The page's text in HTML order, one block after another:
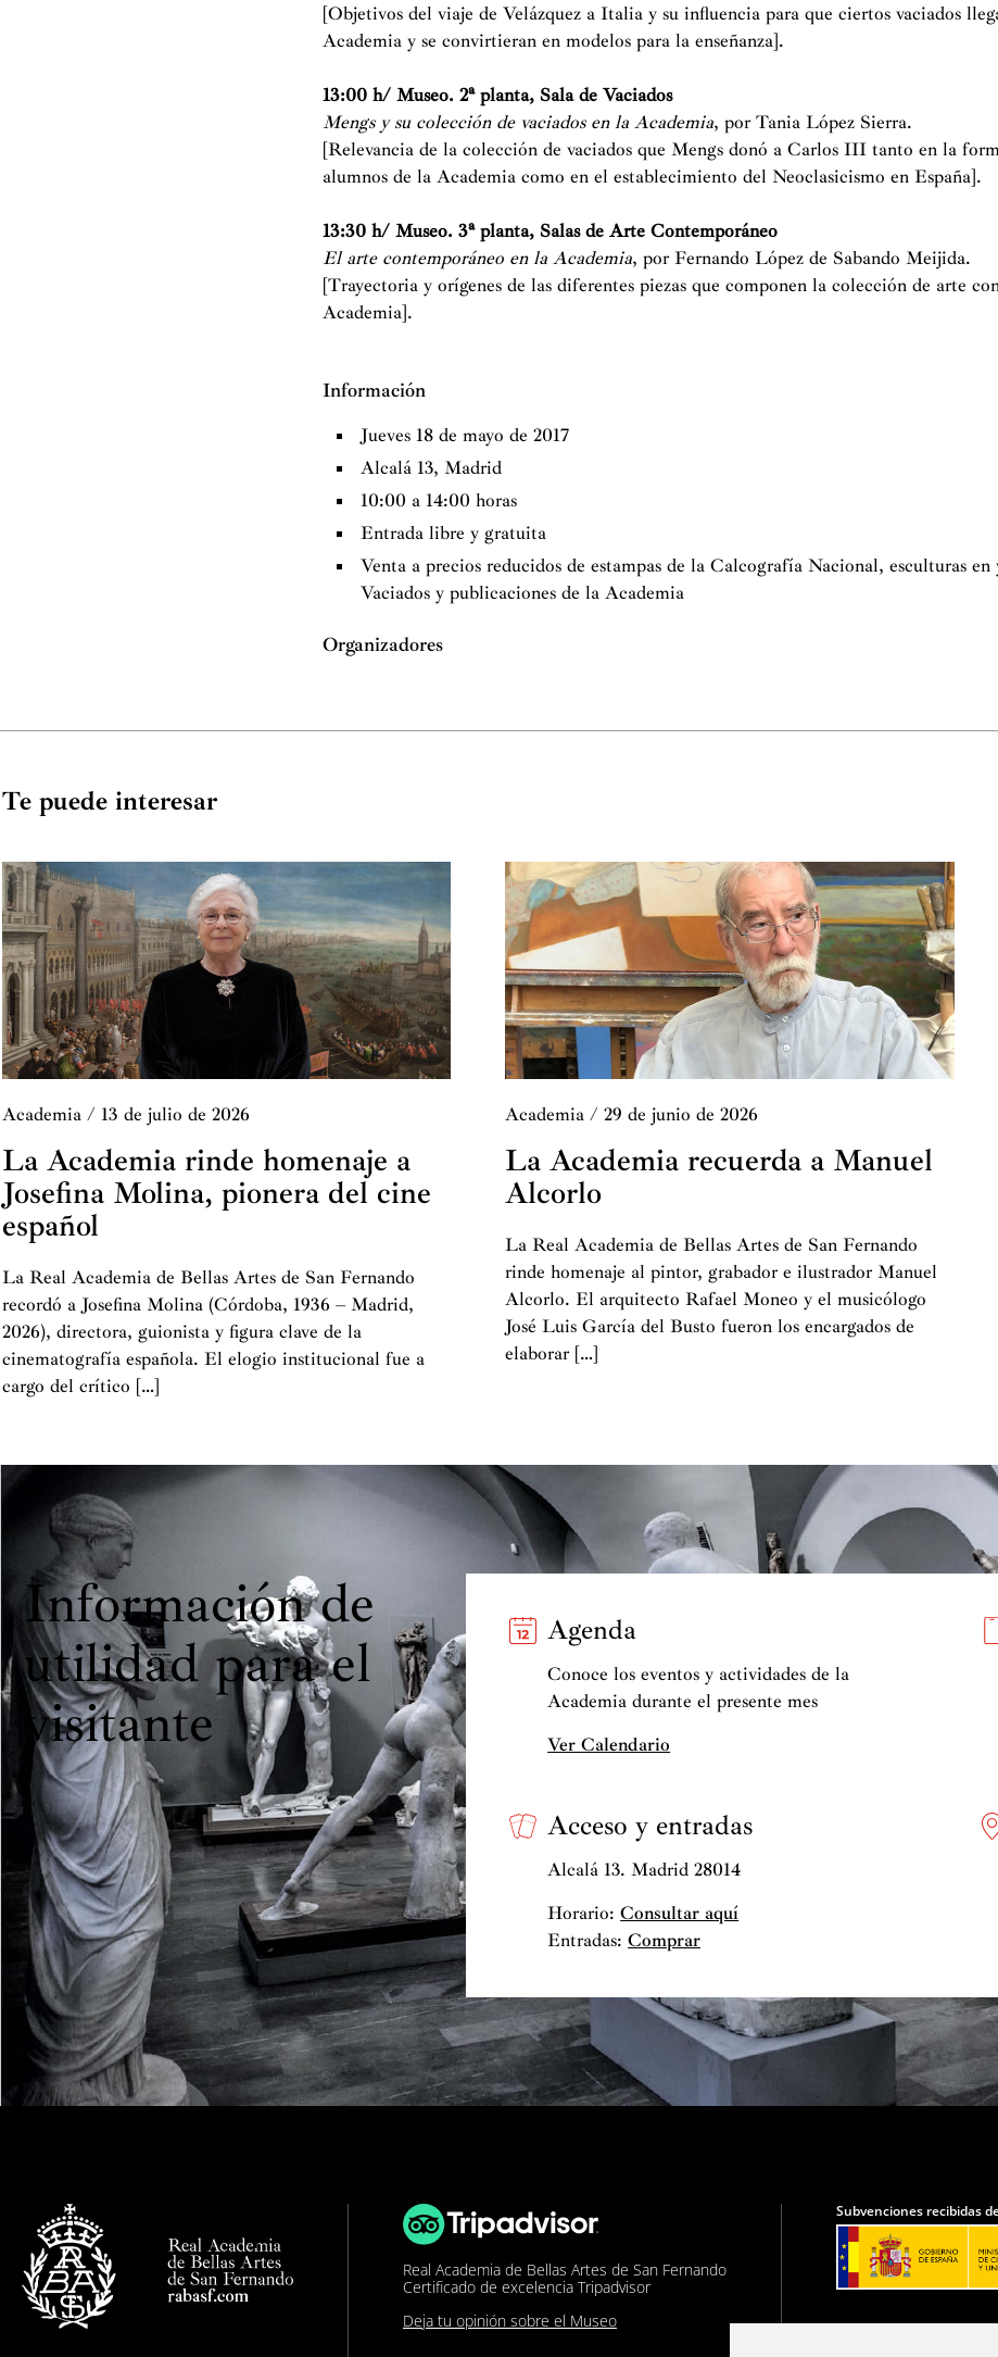
[Objetivos del viaje de Velázquez a Italia y su influencia para que ciertos vaciados
Academia y se convirtieran en modelos para la enseñanza].
13:00 h/ Museo. 2ª planta, Sala de Vaciados
Mengs y su colección de vaciados en la Academia, por Tania López Sierra.
[Relevancia de la colección de vaciados que Mengs donó a Carlos III tanto en la
alumnos de la Academia como en el establecimiento del Neoclasicismo en España].
13:30 h/ Museo. 3ª planta, Salas de Arte Contemporáneo
El arte contemporáneo en la Academia, por Fernando López de Sabando Meijida.
[Trayectoria y orígenes de las diferentes piezas que componen la colección de arte
Academia].
Información
Jueves 18 de mayo de 2017
Alcalá 13, Madrid
10:00 a 14:00 horas
Entrada libre y gratuita
Venta a precios reducidos de estampas de la Calcografía Nacional, esculturas en
Vaciados y publicaciones de la Academia
Organizadores
Te puede interesar
Academia / 13 de julio de 2026
La Academia rinde homenaje a
Josefina Molina, pionera del cine
español
La Real Academia de Bellas Artes de San Fernando
recordó a Josefina Molina (Córdoba, 1936 – Madrid,
2026), directora, guionista y figura clave de la
cinematografía española. El elogio institucional fue a
cargo del crítico […]
Academia /29 de junio de 2026
La Academia recuerda a Manuel
Alcorlo
La Real Academia de Bellas Artes de San Fernando
rinde homenaje al pintor, grabador e ilustrador Manuel
Alcorlo. El arquitecto Rafael Moneo y el musicólogo
José Luis García del Busto fueron los encargados de
elaborar […]
Información de
utilidad para el
visitante
Agenda
Conoce los eventos y actividades de la
Academia durante el presente mes
Ver Calendario
Acceso y entradas
Alcalá 13. Madrid 28014
Horario:Consultar aquí
Entradas:Comprar
Real Academia de Bellas Artes de San Fernando
Certificado de excelencia Tripadvisor
Deja tu opinión sobre el Museo
Subvenciones recibidas